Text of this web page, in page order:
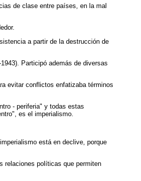
de clase entre países, en la mal
a partir de la destrucción de
Participó además de diversas
evitar conflictos enfatizaba términos
- periferia" y todas estas
es el imperialismo.
está en declive, porque
relaciones políticas que permiten